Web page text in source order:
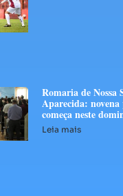
Romaria de Nossa
Aparecida:
começa neste
Leia mais